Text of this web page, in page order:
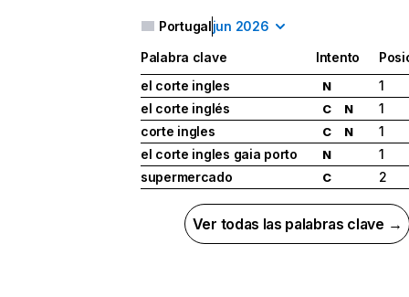
Portugaljun 2026
Palabra clave Intento
el corte ingles
N
1
el corte inglés
C N
1
corte ingles
C N
1
el corte ingles gaia porto
N
1
supermercado
C 2
Ver todas las palabras clave →